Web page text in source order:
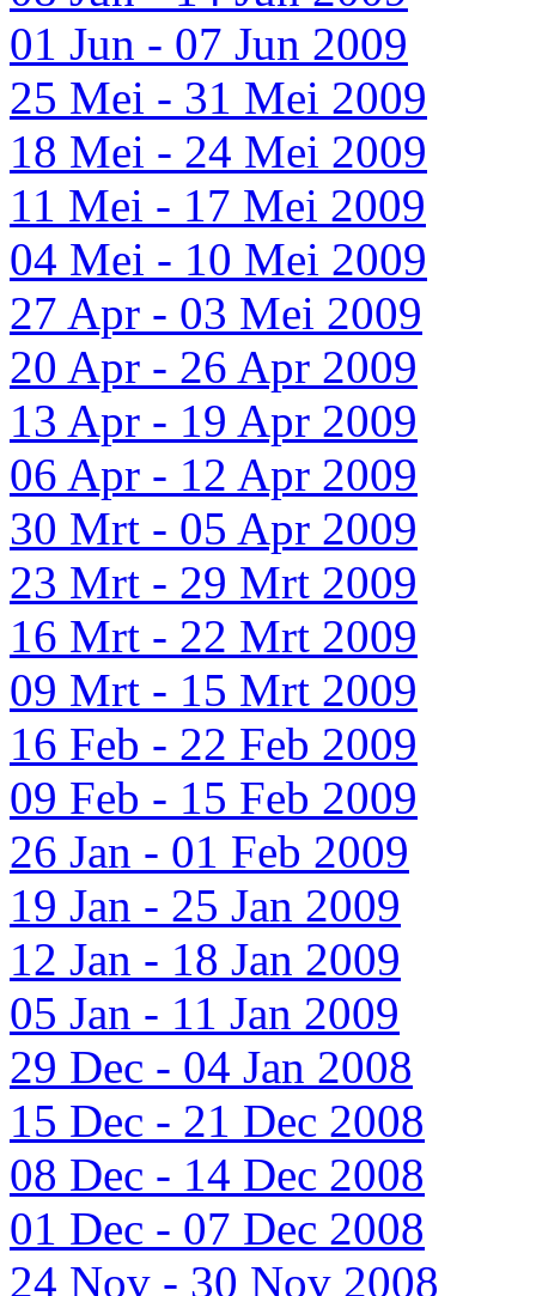
01 Jun - 07 Jun 2009
25 Mei - 31 Mei 2009
18 Mei - 24 Mei 2009
11 Mei - 17 Mei 2009
04 Mei - 10 Mei 2009
27 Apr - 03 Mei 2009
20 Apr - 26 Apr 2009
13 Apr - 19 Apr 2009
06 Apr - 12 Apr 2009
30 Mrt - 05 Apr 2009
23 Mrt - 29 Mrt 2009
16 Mrt - 22 Mrt 2009
09 Mrt - 15 Mrt 2009
16 Feb - 22 Feb 2009
09 Feb - 15 Feb 2009
26 Jan - 01 Feb 2009
19 Jan - 25 Jan 2009
12 Jan - 18 Jan 2009
05 Jan - 11 Jan 2009
29 Dec - 04 Jan 2008
15 Dec - 21 Dec 2008
08 Dec - 14 Dec 2008
01 Dec - 07 Dec 2008
24 Nov - 30 Nov 2008